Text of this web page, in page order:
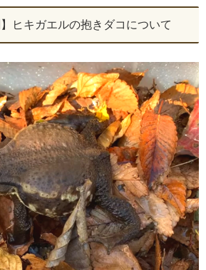
】ヒキガエルの抱きダコについて